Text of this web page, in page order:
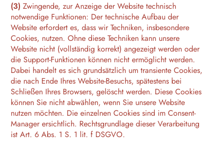
(3) Zwingende, zur Anzeige der Website technisch
notwendige Funktionen: Der technische Aufbau der
Website erfordert es, dass wir Techniken, insbesondere
Cookies, nutzen. Ohne diese Techniken kann unsere
Website nicht (vollständig korrekt) angezeigt werden oder
die Support-Funktionen können nicht ermöglicht werden.
Dabei handelt es sich grundsätzlich um transiente Cookies,
die nach Ende Ihres Website-Besuchs, spätestens bei
Schließen Ihres Browsers, gelöscht werden. Diese Cookies
können Sie nicht abwählen, wenn Sie unsere Website
nutzen möchten. Die einzelnen Cookies sind im Consent-
Manager ersichtlich. Rechtsgrundlage dieser Verarbeitung
ist Art. 6 Abs. 1 S. 1 lit. f DSGVO.